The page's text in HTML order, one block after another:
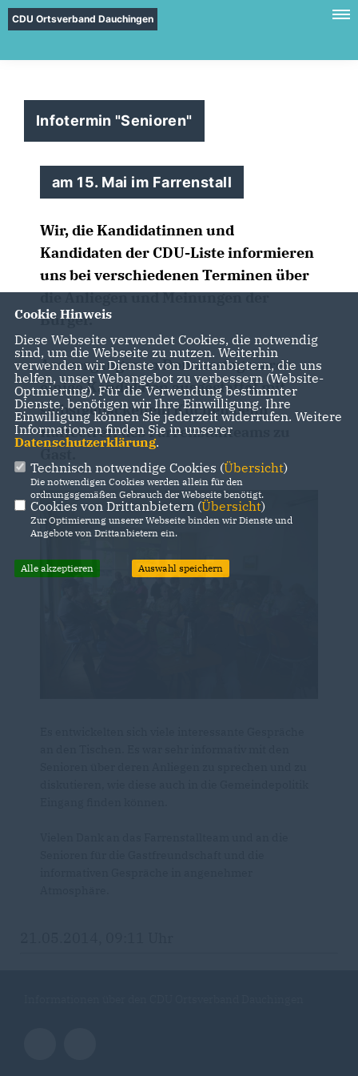
CDU Ortsverband Dauchingen
Infotermin "Senioren"
am 15. Mai im Farrenstall
Wir, die Kandidatinnen und
Kandidaten der CDU-Liste informieren
uns bei verschiedenen Terminen über
die Anliegen und Meinungen der
Bürger.
Am vergangenen Donnerstag waren
einige Kandidaten ausgestattet mit
selbstgebackenem Kuchen beim
Kaffeetreff des Farrenstallteams zu
Cookie Hinweis
Diese Webseite verwendet Cookies, die notwendig
sind, um die Webseite zu nutzen. Weiterhin
verwenden wir Dienste von Drittanbietern, die uns
helfen, unser Webangebot zu verbessern (Website-
Optmierung). Für die Verwendung bestimmter
Dienste, benötigen wir Ihre Einwilligung. Ihre
Einwilligung können Sie jederzeit widerrufen. Weitere
Informationen finden Sie in unserer
Datenschutzerklärung.
Technisch notwendige Cookies (Übersicht)
Die notwendigen Cookies werden allein für den
ordnungsgemäßen Gebrauch der Webseite benötigt.
Cookies von Drittanbietern (Übersicht)
Zur Optimierung unserer Webseite binden wir Dienste und
Angebote von Drittanbietern ein.
Alle akzeptieren Auswahl speichern